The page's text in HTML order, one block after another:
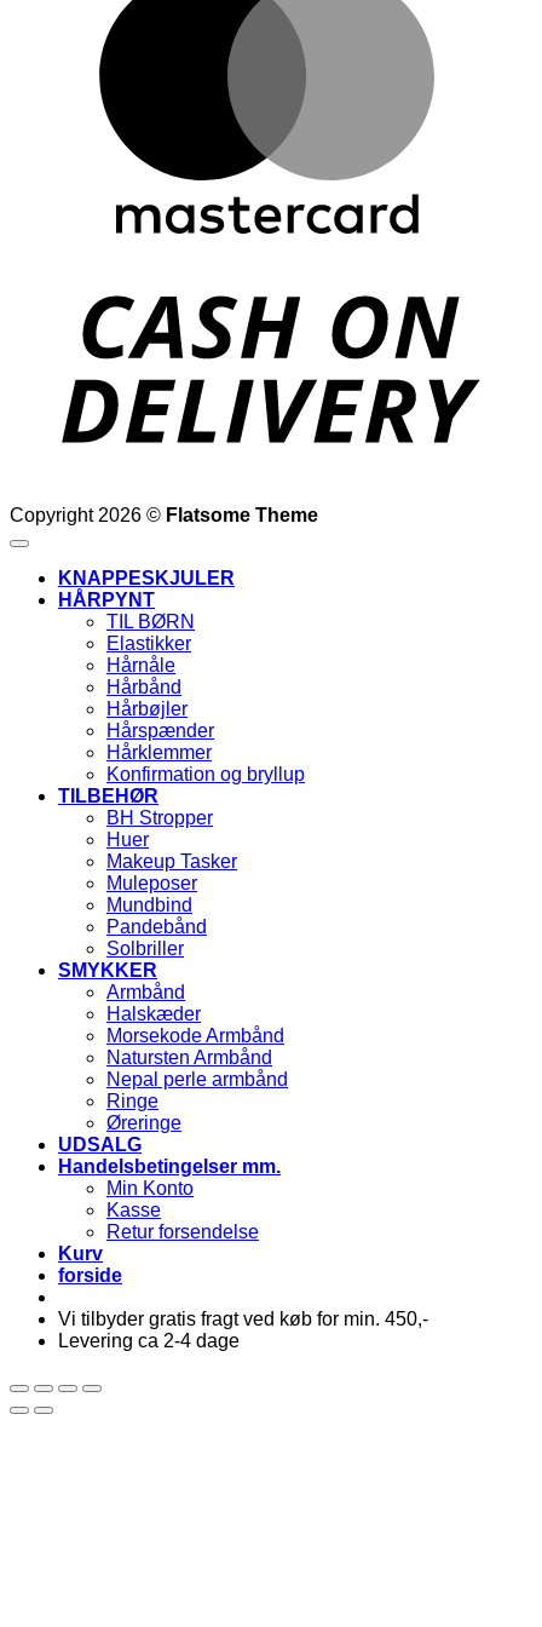
Copyright 2026 © Flatsome Theme
KNAPPESKJULER
HÅRPYNT
TIL BØRN
Elastikker
Hårnåle
Hårbånd
Hårbøjler
Hårspænder
Hårklemmer
Konfirmation og bryllup
TILBEHØR
BH Stropper
Huer
Makeup Tasker
Muleposer
Mundbind
Pandebånd
Solbriller
SMYKKER
Armbånd
Halskæder
Morsekode Armbånd
Natursten Armbånd
Nepal perle armbånd
Ringe
Øreringe
UDSALG
Handelsbetingelser mm.
Min Konto
Kasse
Retur forsendelse
Kurv
forside
Vi tilbyder gratis fragt ved køb for min. 450,-
Levering ca 2-4 dage